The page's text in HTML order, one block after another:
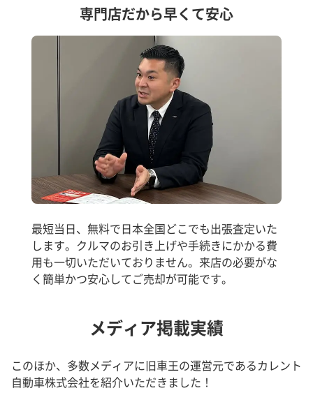
専門店だから早くて安心
最短当日、無料で日本全国どこでも出張査定いた
します。クルマのお引き上げや手続きにかかる費
用も一切いただいておりません。来店の必要がな
く簡単かつ安心してご売却が可能です。
メディア掲載実績
このほか、多数メディアに旧車王の運営元であるカレント
自動車株式会社を紹介いただきました！